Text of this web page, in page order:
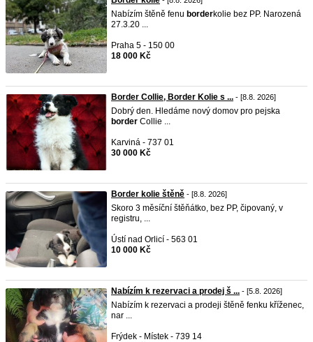
Nabízím štěně fenu borderkolie bez PP. Narozená
27.3.20 ...
Praha 5 - 150 00
18 000 Kč
Border Collie, Border Kolie s ... - [8.8. 2026]
Dobrý den. Hledáme nový domov pro pejska
border Collie ...
Karviná - 737 01
30 000 Kč
Border kolie štěně - [8.8. 2026]
Skoro 3 měsíční štěňátko, bez PP, čipovaný, v
registru, ...
Ústí nad Orlicí - 563 01
10 000 Kč
Nabízím k rezervaci a prodej š ... - [5.8. 2026]
Nabízím k rezervaci a prodeji štěně fenku kříženec,
nar ...
Frýdek - Místek - 739 14